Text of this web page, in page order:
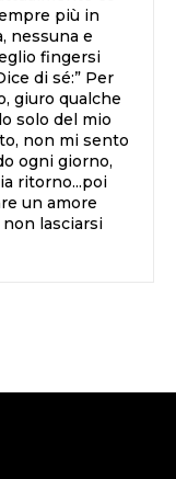
più in
nessuna e
fingersi
di sé:” Per
giuro qualche
solo del mio
non mi sento
ogni giorno,
ritorno...poi
un amore
lasciarsi